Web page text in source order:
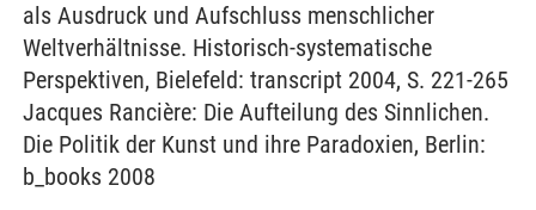
als Ausdruck und Aufschluss menschlicher
Weltverhältnisse. Historisch-systematische
Perspektiven, Bielefeld: transcript 2004, S. 221-265
Jacques Rancière: Die Aufteilung des Sinnlichen.
Die Politik der Kunst und ihre Paradoxien, Berlin:
b_books 2008